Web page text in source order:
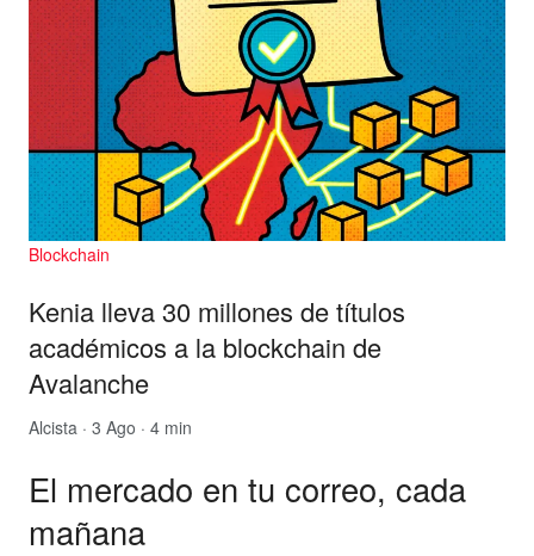
Blockchain
Kenia lleva 30 millones de títulos
académicos a la blockchain de
Avalanche
Alcista · 3 Ago · 4 min
El mercado en tu correo, cada
mañana